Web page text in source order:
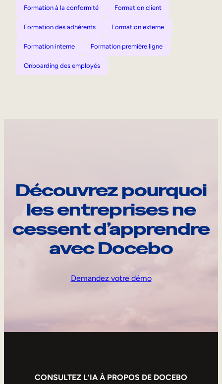
Formation à la conformité Formation client
Formation des adhérents Formation externe
Formation interne Formation première ligne
Onboarding des employés
Découvrez pourquoi
les entreprises ne
cessent d’apprendre
avec Docebo
Demandez votre démo
CONSULTEZ L’IA À PROPOS DE DOCEBO